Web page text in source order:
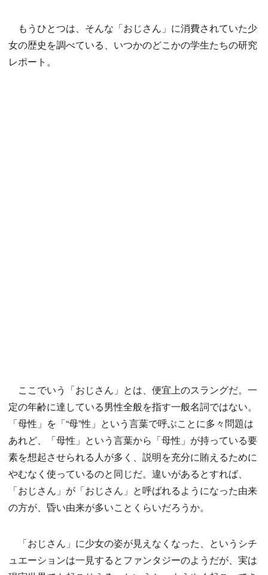
もうひとつは、そんな「おじさん」に消費されていた少
女の歴史を調べている、いつかのどこかの学生たちの研究
レポート。
ここでいう「おじさん」とは、便宜上のスラングだ。一
定の年齢に達している男性全般を指す一般名詞ではない。
「母性」を「“母”性」という言葉で呼ぶことに多々問題は
あれど、「母性」という言葉から「母性」が持っている要
素を想起させられる人が多く、説明を充分に賄えるために
やむなく使っているのと同じだ。違いがあるとすれば、
「おじさん」が「おじさん」と呼ばれるようになった由来
の方が、昏い由来が多いことくらいだろうか。
「おじさん」に少女の姿が見えなくなった、というシチ
ュエーションは一見するとファンタジーのようだが、実は